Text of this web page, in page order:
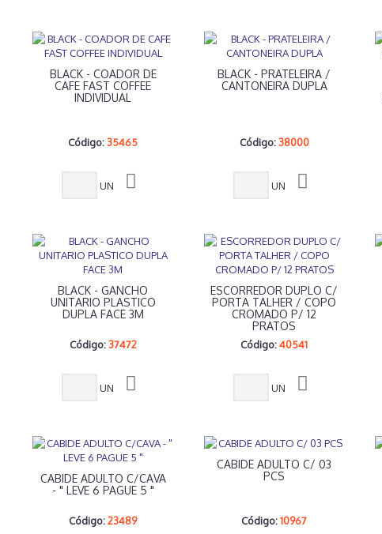
BLACK - COADOR DE
CAFE FAST COFFEE
INDIVIDUAL
Código: 35465
UN
BLACK - PRATELEIRA /
CANTONEIRA DUPLA
Código:38000
UN
BLACK - GANCHO
UNITARIO PLASTICO
DUPLA FACE 3M
Código:37472
UN
ESCORREDOR DUPLO C/
PORTA TALHER / COPO
CROMADO P/ 12
PRATOS
Código: 40541
UN
CABIDE ADULTO C/CAVA
- " LEVE 6 PAGUE 5 "
Código: 23489
CABIDE ADULTO C/ 03
PCS
Código: 10967